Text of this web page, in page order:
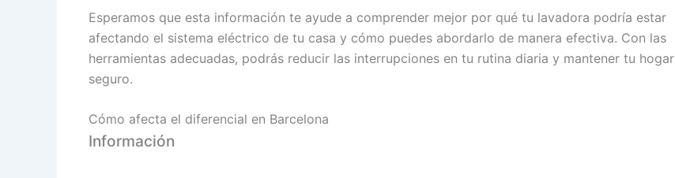
Esperamos que esta información te ayude a comprender mejor por qué tu lavadora podría estar
afectando el sistema eléctrico de tu casa y cómo puedes abordarlo de manera efectiva. Con las
herramientas adecuadas, podrás reducir las interrupciones en tu rutina diaria y mantener tu hogar
seguro.
Cómo afecta el diferencial en Barcelona
Información